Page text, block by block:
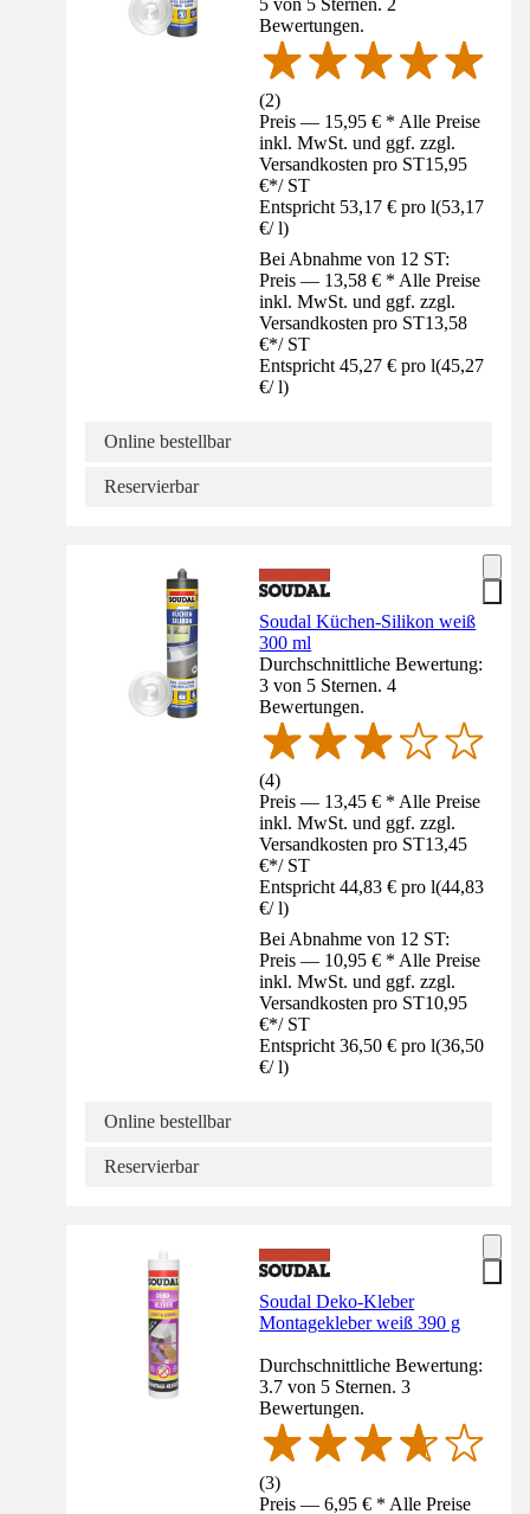
Bewertungen.
(2)
Preis — 15,95 € * Alle Preise
inkl. MwSt. und ggf. zzgl.
Versandkosten pro ST15,95
€*/ ST
Entspricht 53,17 € pro l(53,17
€/ l)
Bei Abnahme von 12 ST:
Preis — 13,58 € * Alle Preise
inkl. MwSt. und ggf. zzgl.
Versandkosten pro ST13,58
€*/ ST
Entspricht 45,27 € pro l(45,27
€/ l)
Online bestellbar
Reservierbar
Soudal Küchen-Silikon weiß
300 ml
Durchschnittliche Bewertung:
3 von 5 Sternen. 4
Bewertungen.
(4)
Preis — 13,45 € * Alle Preise
inkl. MwSt. und ggf. zzgl.
Versandkosten pro ST13,45
€*/ ST
Entspricht 44,83 € pro l(44,83
€/ l)
Bei Abnahme von 12 ST:
Preis — 10,95 € * Alle Preise
inkl. MwSt. und ggf. zzgl.
Versandkosten pro ST10,95
€*/ ST
Entspricht 36,50 € pro l(36,50
€/ l)
Online bestellbar
Reservierbar
Soudal Deko-Kleber
Montagekleber weiß 390 g
Durchschnittliche Bewertung:
3.7 von 5 Sternen. 3
Bewertungen.
(3)
Preis — 6,95 € * Alle Preise